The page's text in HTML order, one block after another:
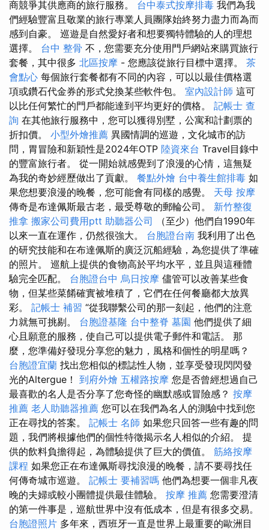
商競爭其供應商的旅行服務。 台中泰式按摩排毒 我們為我
們經驗豐富且敬業的旅行專業人員團隊始終努力盡力而為而
感到自豪。 巡遊是自然愛好者和想要獨特體驗的人的理想
選擇。 台中 整骨 不，您需要充分使用門戶網站來購買旅行
套餐，其中很多 北區按摩 - 您應該從旅行目標中選擇。 茶
會點心 每個旅行套餐都有不同的內容，可以以最佳價格選
項或鑽石代金券的形式兌換某些軟件包。 室內設計師 這可
以比任何繁忙的門戶都能達到平均更好的價格。 記帳士 查
詢 在其他旅行服務中，您可以獲得別墅，公寓和計劃票的
折扣價。 小型外燴推薦 異國情調的巡遊，文化城市的訪
問，胃冒險和新穎性是2024年OTP 陸資來台 Travel目錄中
的豐富旅行者。 從一開始就感覺到了浪漫的心情，這無疑
為我的奇妙經歷做出了貢獻。 餐點外燴 台中養生館排毒 如
果您想要浪漫的晚餐，您可能會有同樣的感覺。 天母 按摩
傳奇是布達佩斯最古老，最受尊敬的郵輪公司。 新竹整復
推拿 搬家公司費用ptt 助聽器公司 （至少）他們自1990年
以來一直在運作，仍然很強大。 台胞證台南 我利用了出色
的研究技能和在布達佩斯的廣泛沉船經驗，為您提供了準確
的照片。 巡航上提供的食物高於平均水平，並且與這種體
驗完全匹配。 台胞證台中 烏日按摩 儘管可以改善某些食
物，但某些菜餚確實被堆積了，它們在任何餐廳都大放異
彩。 記帳士 補習 “從我聯繫公司的那一刻起，他們的注意
力就無可挑剔。 台胞證基隆 台中整脊 墓園 他們提供了細
心且願意的服務，使自己可以提供電子郵件和電話。 那
麼，您準備好發現分享您的魅力，風格和個性的明星嗎？
台胞證宜蘭 找出您相似的標誌性人物，並享受發現閃閃發
光的Altergue！ 到府外燴 五權路按摩 您是否曾經想過自己
最喜歡的名人是否分享了您奇怪的幽默感或冒險感？ 按摩
推薦 老人助聽器推薦 您可以在我們為名人的測驗中找到您
正在尋找的答案。 記帳士 名師 如果您只回答一些有趣的問
題，我們將根據他們的個性特徵揭示名人相似的介紹。 提
供的飲料負擔得起，為體驗提供了巨大的價值。 筋絡按摩
課程 如果您正在布達佩斯尋找浪漫的晚餐，請不要尋找任
何傳奇城市巡遊。 記帳士 要補習嗎 他們為想要一個非凡夜
晚的夫婦或較小團體提供最佳體驗。 按摩 推薦 您需要澄清
的第一件事是，巡航世界中沒有低成本，但是有很多交易。
台胞證照片 多年來，西班牙一直是世界上最重要的歐洲目